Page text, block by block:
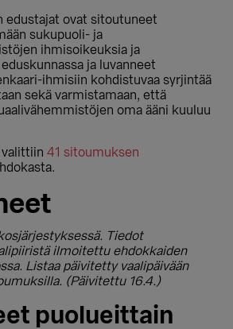
edustajat ovat sitoutuneet
sukupuoli- ja
ihmisoikeuksia ja
ja luvanneet
ihmisiin kohdistuvaa syrjintää
sekä varmistamaan, että
oma ääni kuuluu
valittiin41 sitoumuksen
Tiedot
ilmoitettu ehdokkaiden
Listaa päivitetty vaalipäivään
(Päivitettu 16.4.)
puolueittain